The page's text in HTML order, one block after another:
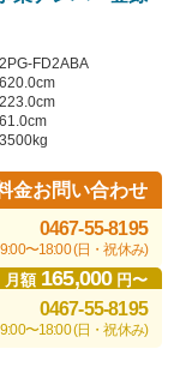
2PG-FD2ABA
620.0cm
223.0cm
61.0cm
3500kg
金お問い合わせ
0467-55-8195
9:00〜18:00 (日・祝休み)
月額 165,000円〜
0467-55-8195
9:00〜18:00 (日・祝休み)